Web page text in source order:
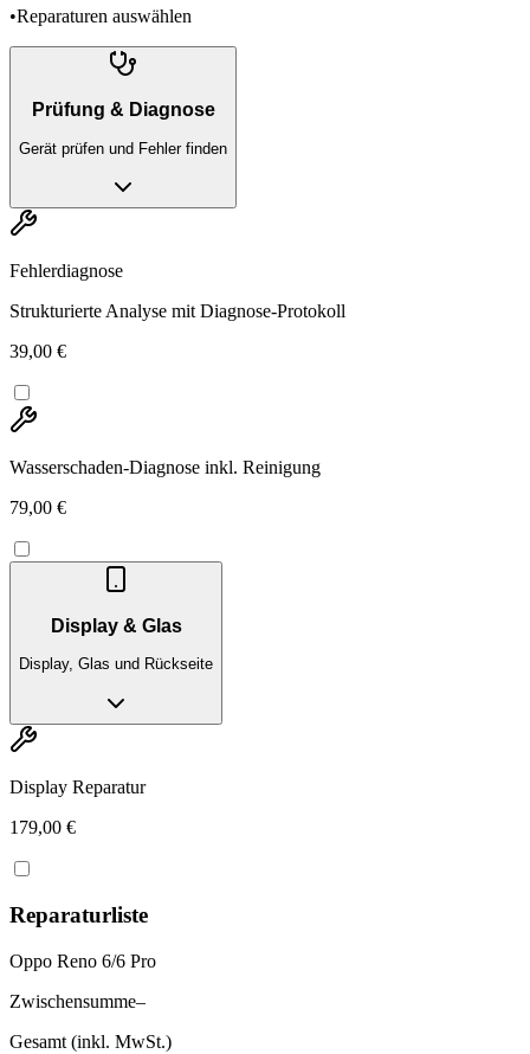
•Reparaturen auswählen
Prüfung & Diagnose
Gerät prüfen und Fehler finden
Fehlerdiagnose
Strukturierte Analyse mit Diagnose-Protokoll
39,00 €
Wasserschaden-Diagnose inkl. Reinigung
79,00 €
Display & Glas
Display, Glas und Rückseite
Display Reparatur
179,00 €
Reparaturliste
Oppo Reno 6/6 Pro
Zwischensumme–
Gesamt (inkl. MwSt.)